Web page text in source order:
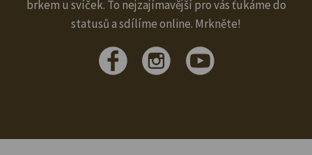
brkem u svíček. To nejzajímavější pro vás ťukáme do
statusů a sdílíme online. Mrkněte!